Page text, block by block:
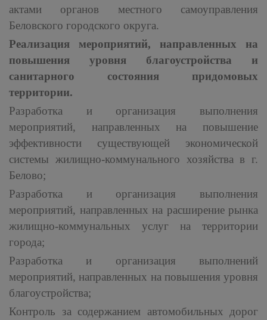
актами органов местного самоуправления
Беловского городского округа.
Реализация мероприятий, направленных на
повышения уровня благоустройства и
санитарного состояния придомовых
территории.
Разработка и организация выполнения
мероприятий, направленных на повышение
эффективности существующей экономической
системы жилищно-коммунального хозяйства в г.
Белово;
Разработка и организация выполнения
мероприятий, направленных на расширение рынка
жилищно-коммунальных услуг на территории
города;
Разработка и организация выполнений
мероприятий, направленных на повышения уровня
благоустройства;
Контроль за содержанием автомобильных дорог